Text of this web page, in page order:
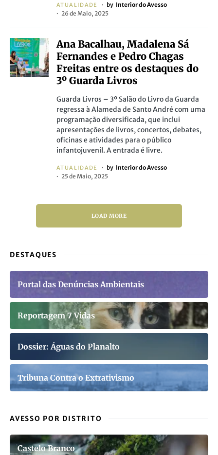
ATUALIDADE by Interior do Avesso
26 de Maio, 2025
Ana Bacalhau, Madalena Sá
Fernandes e Pedro Chagas
Freitas entre os destaques do
3º Guarda Livros
Guarda Livros – 3º Salão do Livro da Guarda
regressa à Alameda de Santo André com uma
programação diversificada, que inclui
apresentações de livros, concertos, debates,
oficinas e atividades para o público
infantojuvenil. A entrada é livre.
ATUALIDADE by Interior do Avesso
25 de Maio, 2025
LOAD MORE
DESTAQUES
Portal das Denúncias Ambientais
Reportagem 7 Vidas
Dossier: Águas do Planalto
Tribuna Contra o Extrativismo
AVESSO POR DISTRITO
Castelo Branco